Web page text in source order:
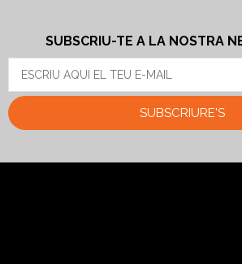
SUBSCRIU-TE A LA NOSTRA
SUBSCRIURE'S